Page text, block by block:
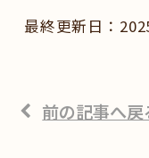
前の記事へ戻